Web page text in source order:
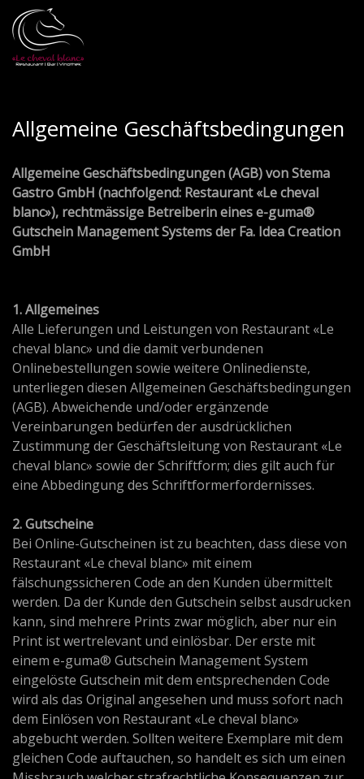
Allgemeine Geschäftsbedingungen
Allgemeine Geschäftsbedingungen (AGB) von Stema
Gastro GmbH (nachfolgend: Restaurant «Le cheval
blanc»), rechtmässige Betreiberin eines e-guma®
Gutschein Management Systems der Fa. Idea Creation
GmbH
1. Allgemeines
Alle Lieferungen und Leistungen von Restaurant «Le
cheval blanc» und die damit verbundenen
Onlinebestellungen sowie weitere Onlinedienste,
unterliegen diesen Allgemeinen Geschäftsbedingungen
(AGB). Abweichende und/oder ergänzende
Vereinbarungen bedürfen der ausdrücklichen
Zustimmung der Geschäftsleitung von Restaurant «Le
cheval blanc» sowie der Schriftform; dies gilt auch für
eine Abbedingung des Schriftformerfordernisses.
2. Gutscheine
Bei Online-Gutscheinen ist zu beachten, dass diese von
Restaurant «Le cheval blanc» mit einem
fälschungssicheren Code an den Kunden übermittelt
werden. Da der Kunde den Gutschein selbst ausdrucken
kann, sind mehrere Prints zwar möglich, aber nur ein
Print ist wertrelevant und einlösbar. Der erste mit
einem e-guma® Gutschein Management System
eingelöste Gutschein mit dem entsprechenden Code
wird als das Original angesehen und muss sofort nach
dem Einlösen von Restaurant «Le cheval blanc»
abgebucht werden. Sollten weitere Exemplare mit dem
gleichen Code auftauchen, so handelt es sich um einen